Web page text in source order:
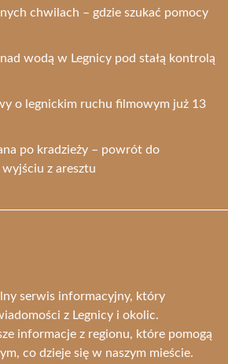
chwilach – gdzie szukać pomocy
wodą w Legnicy pod stałą kontrolą
o legnickim ruchu filmowym już 13
po kradzieży – powrót do
z aresztu
serwis informacyjny, który
z Legnicy i okolic.
informacje z regionu, które pomogą
co dzieje się w naszym mieście.